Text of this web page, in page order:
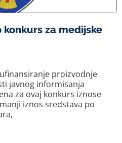
konkurs za medijske
proizvodnje
javnog informisanja
za ovaj konkurs iznose
iznos sredstava po